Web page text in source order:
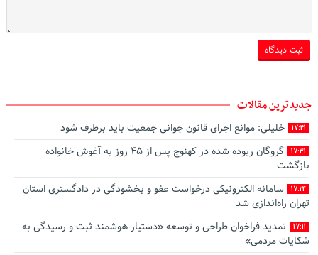
جدیدترین مقالات
17:41 خلیلی: موانع اجرای قانون جوانی جمعیت باید برطرف شود
17:31
گروگان ربوده‌ شده در کهنوج پس از ۴۵ روز به آغوش خانواده
بازگشت
17:24
سامانه الکترونیکی درخواست عفو و بخشودگی در دادگستری استان
تهران راه‌اندازی شد
17:11
تمدید فراخوان طراحی و توسعه «دستیار هوشمند ثبت و رسیدگی به
شکایات مردمی»